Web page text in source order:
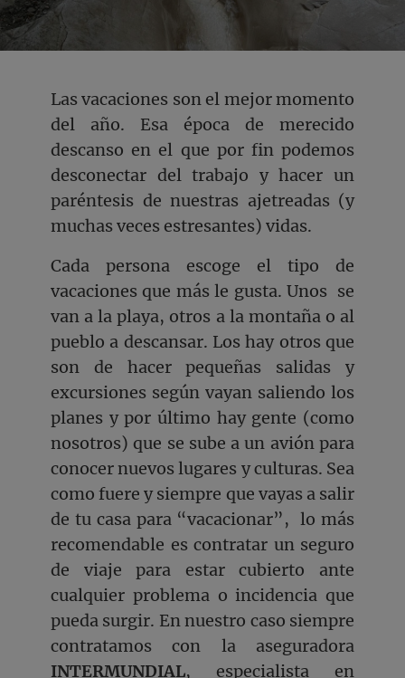
Las vacaciones son el mejor momento
del año. Esa época de merecido
descanso en el que por fin podemos
desconectar del trabajo y hacer un
paréntesis de nuestras ajetreadas (y
muchas veces estresantes) vidas.
Cada persona escoge el tipo de
vacaciones que más le gusta. Unos se
van a la playa, otros a la montaña o al
pueblo a descansar. Los hay otros que
son de hacer pequeñas salidas y
excursiones según vayan saliendo los
planes y por último hay gente (como
nosotros) que se sube a un avión para
conocer nuevos lugares y culturas. Sea
como fuere y siempre que vayas a salir
de tu casa para “vacacionar”, lo más
recomendable es contratar un seguro
de viaje para estar cubierto ante
cualquier problema o incidencia que
pueda surgir. En nuestro caso siempre
contratamos con la aseguradora
INTERMUNDIAL, especialista en